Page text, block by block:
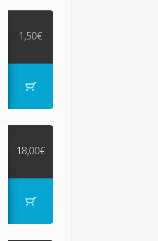
1,50€
18,00€